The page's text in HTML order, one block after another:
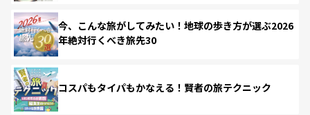
今、こんな旅がしてみたい！地球の歩き方が選ぶ2026
年絶対行くべき旅先30
コスパもタイパもかなえる！賢者の旅テクニック